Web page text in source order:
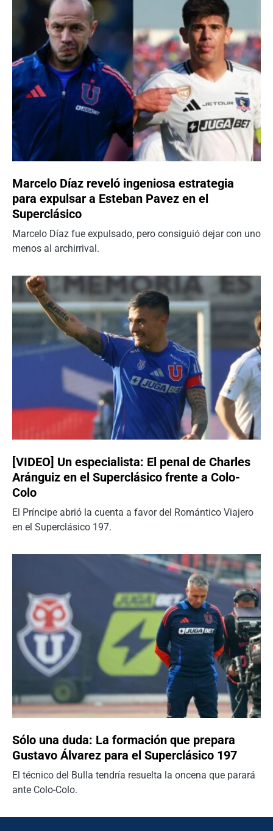
Marcelo Díaz reveló ingeniosa estrategia
para expulsar a Esteban Pavez en el
Superclásico
Marcelo Díaz fue expulsado, pero consiguió dejar con uno
menos al archirrival.
[VIDEO] Un especialista: El penal de Charles
Aránguiz en el Superclásico frente a Colo-
Colo
El Príncipe abrió la cuenta a favor del Romántico Viajero
en el Superclásico 197.
Sólo una duda: La formación que prepara
Gustavo Álvarez para el Superclásico 197
El técnico del Bulla tendría resuelta la oncena que parará
ante Colo-Colo.